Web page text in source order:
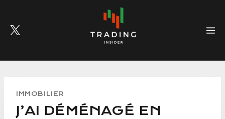
content
IMMOBILIER
J’AI DÉMÉNAGÉ EN